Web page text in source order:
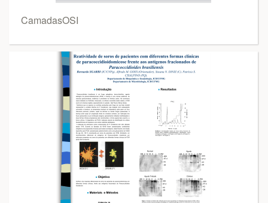
CamadasOSI